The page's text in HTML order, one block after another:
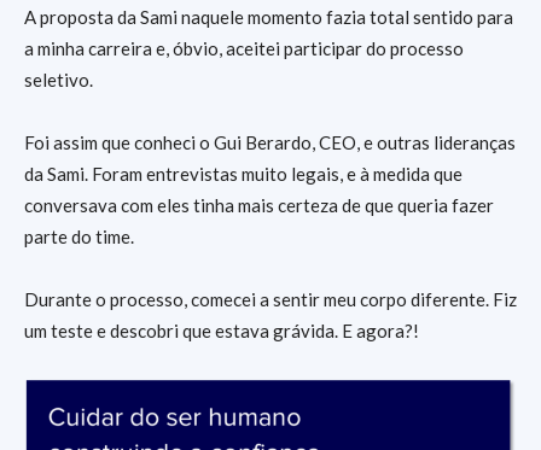
A proposta da Sami naquele momento fazia total sentido para
a minha carreira e, óbvio, aceitei participar do processo
seletivo.
Foi assim que conheci o Gui Berardo, CEO, e outras lideranças
da Sami. Foram entrevistas muito legais, e à medida que
conversava com eles tinha mais certeza de que queria fazer
parte do time.
Durante o processo, comecei a sentir meu corpo diferente. Fiz
um teste e descobri que estava grávida. E agora?!